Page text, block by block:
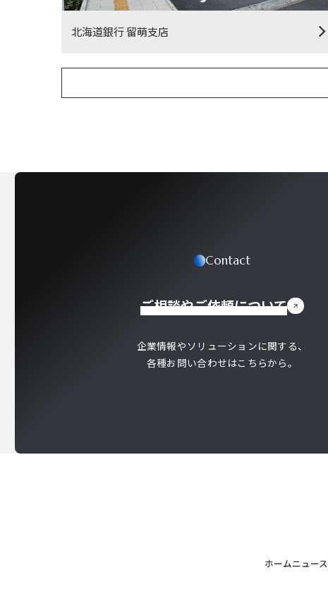
北海道銀行 留萌支店
Contact
ご相談やご依頼について
企業情報やソリューションに関する、
各種お問い合わせはこちらから。
ホームニュース